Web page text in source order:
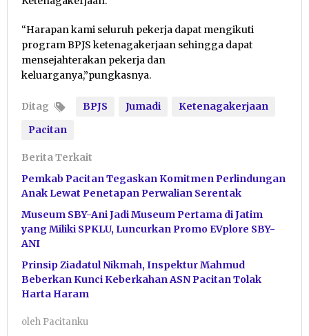
“Harapan kami seluruh pekerja dapat mengikuti
program BPJS ketenagakerjaan sehingga dapat
mensejahterakan pekerja dan
keluarganya,”pungkasnya.
Ditag BPJS Jumadi
Ketenagakerjaan
Pacitan
Berita Terkait
Pemkab Pacitan Tegaskan Komitmen Perlindungan
Anak Lewat Penetapan Perwalian Serentak
Museum SBY-Ani Jadi Museum Pertama di Jatim
yang Miliki SPKLU, Luncurkan Promo EVplore SBY-
ANI
Prinsip Ziadatul Nikmah, Inspektur Mahmud
Beberkan Kunci Keberkahan ASN Pacitan Tolak
Harta Haram
oleh Pacitanku